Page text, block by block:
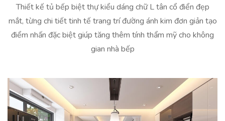
Thiết kế tủ bếp biệt thự kiểu dáng chữ L tân cổ điển đẹp
mắt, từng chi tiết tinh tế trang trí đường ánh kim đơn giản tạo
điểm nhấn đặc biệt giúp tăng thêm tính thẩm mỹ cho không
gian nhà bếp